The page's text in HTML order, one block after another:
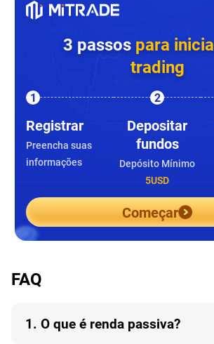
3 passos para
trading
1
Registrar
Preencha suas
informações
2
Depositar
fundos
Depósito Mínimo
5USD
Começar
FAQ
1. O que é renda passiva?